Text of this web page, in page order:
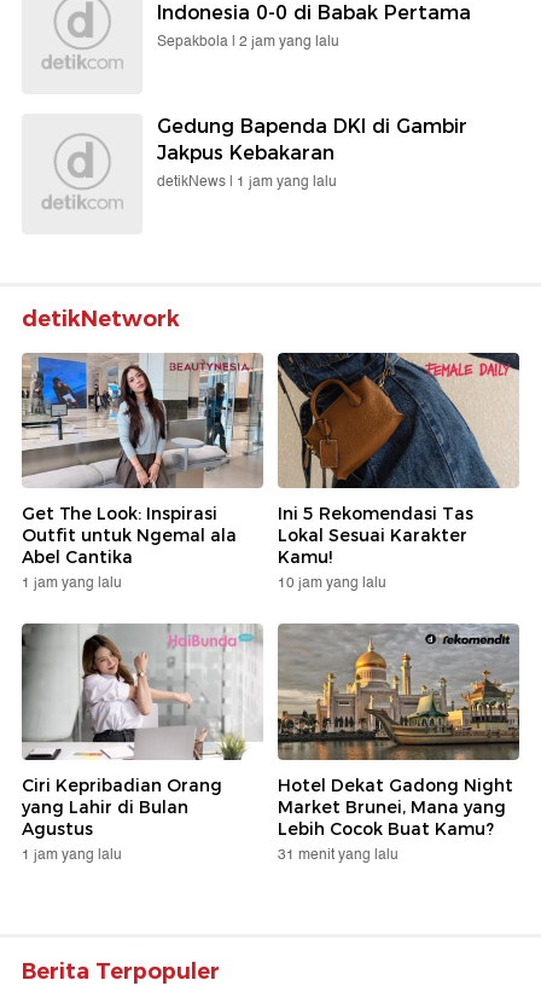
Indonesia 0-0 di Babak Pertama
Sepakbola | 2 jam yang lalu
Gedung Bapenda DKI di Gambir
Jakpus Kebakaran
detikNews | 1 jam yang lalu
detikNetwork
Get The Look: Inspirasi
Outfit untuk Ngemal ala
Abel Cantika
1 jam yang lalu
Ini 5 Rekomendasi Tas
Lokal Sesuai Karakter
Kamu!
10 jam yang lalu
Ciri Kepribadian Orang
yang Lahir di Bulan
Agustus
1 jam yang lalu
Hotel Dekat Gadong Night
Market Brunei, Mana yang
Lebih Cocok Buat Kamu?
31 menit yang lalu
Berita Terpopuler